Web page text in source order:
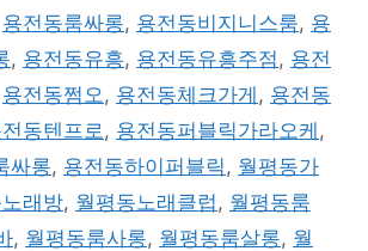
용전동룸싸롱, 용전동비지니스룸, 용
, 용전동유흥, 용전동유흥주점 , 용전
용전동쩜오 , 용전동체크가게 , 용전동
동텐프로 , 용전동퍼블릭가라오케 ,
싸롱, 용전동하이퍼블릭 , 월평동가
래방, 월평동노래클럽 , 월평동룸
, 월평동룸사롱, 월평동룸살롱, 월